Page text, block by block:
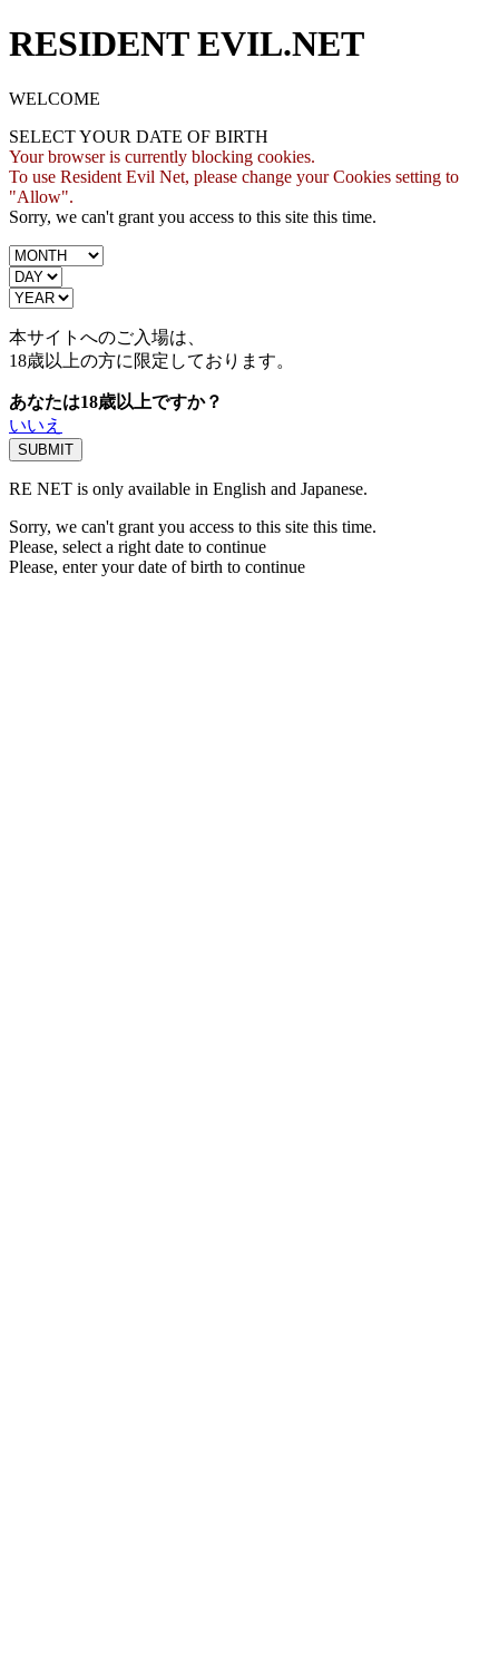
RESIDENT EVIL.NET
WELCOME
SELECT YOUR DATE OF BIRTH
Your browser is currently blocking cookies.
To use Resident Evil Net, please change your Cookies setting to
"Allow".
Sorry, we can't grant you access to this site this time.
本サイトへのご入場は、
18歳以上の方に限定しております。
あなたは18歳以上ですか？
いいえ
RE NET is only available in English and Japanese.
Sorry, we can't grant you access to this site this time.
Please, select a right date to continue
Please, enter your date of birth to continue